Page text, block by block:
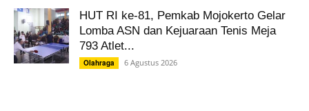
HUT RI ke-81, Pemkab Mojokerto Gelar
Lomba ASN dan Kejuaraan Tenis Meja
793 Atlet...
Olahraga 6 Agustus 2026